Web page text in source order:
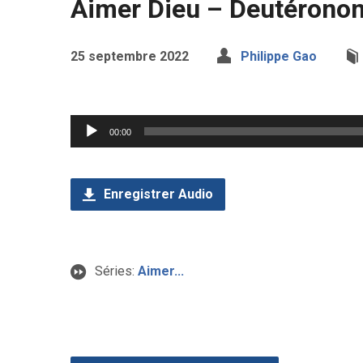
Aimer Dieu –
25 septembre 2022 Philippe Gao
Lecteur
audio
00:00
Enregistrer Audio
Séries: Aimer...